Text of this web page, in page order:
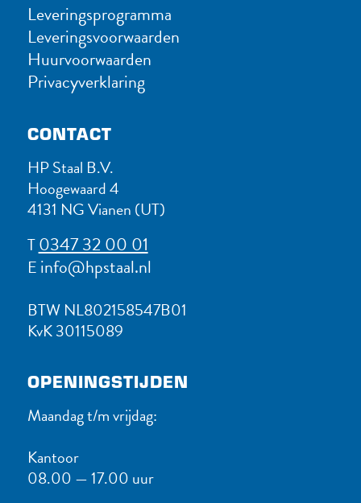
Leveringsprogramma
Leveringsvoorwaarden
Huurvoorwaarden
Privacyverklaring
CONTACT
HP Staal B.V.
Hoogewaard 4
4131 NG Vianen (UT)
T0347 32 00 01
E info@hpstaal.nl
BTW NL802158547B01
KvK 30115089
OPENINGSTIJDEN
Maandag t/m vrijdag:
Kantoor
08.00 — 17.00 uur